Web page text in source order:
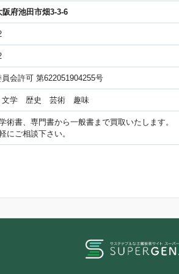
阪府池田市畑3-3-6
会許可 第622051904255号
学 歴史 芸術 趣味
術書、専門書から一般書まで買取いたします。
にご相談下さい。